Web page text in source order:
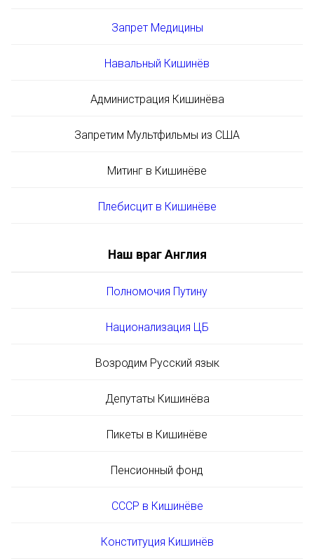
Запрет Медицины
Навальный Кишинёв
Администрация Кишинёва
Запретим Мультфильмы из США
Митинг в Кишинёве
Плебисцит в Кишинёве
Наш враг Англия
Полномочия Путину
Национализация ЦБ
Возродим Русский язык
Депутаты Кишинёва
Пикеты в Кишинёве
Пенсионный фонд
СССР в Кишинёве
Конституция Кишинёв